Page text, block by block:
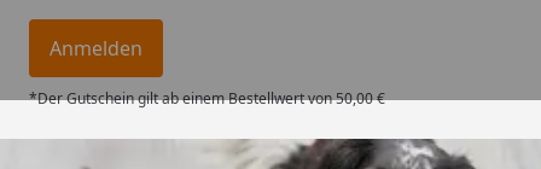
Anmelden
*Der Gutschein gilt ab einem Bestellwert von 50,00 €